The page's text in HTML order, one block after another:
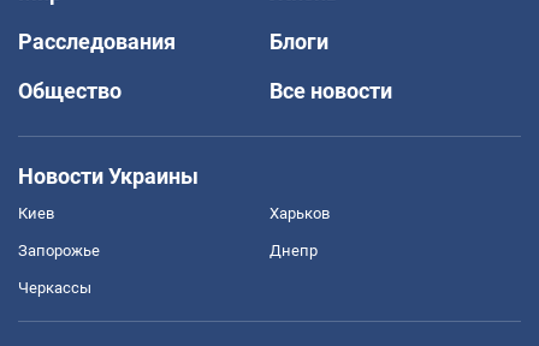
Расследования
Блоги
Общество
Все новости
Новости Украины
Киев Харьков
Запорожье Днепр
Черкассы